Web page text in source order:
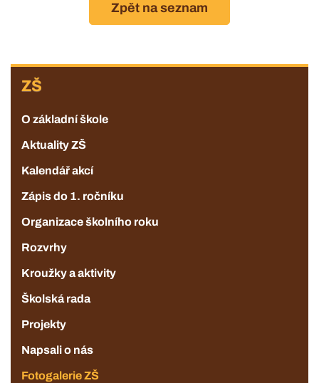
ZŠ
O základní škole
Aktuality ZŠ
Kalendář akcí
Zápis do 1. ročníku
Organizace školního roku
Rozvrhy
Kroužky a aktivity
Školská rada
Projekty
Napsali o nás
Fotogalerie ZŠ
Zpět na seznam